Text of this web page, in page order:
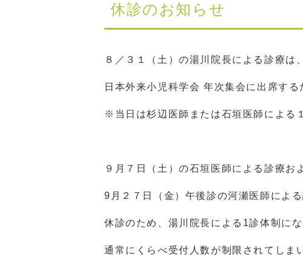
休診のお知らせ
８／３１（土）の湯川院長による診療は、
日本外来小児科学会 年次集会に出席する
※当日は杉辺医師または石垣医師による
９月７日（土）の石垣医師による診療お
9月２７日（金）午後診の河瀬医師による
休診のため、湯川院長による1診体制にな
通常にくらべ受付人数が制限されてしま